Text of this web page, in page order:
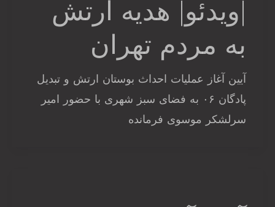
|ویدئو| هدیه ارتش
به مردم تهران
آیین آغاز عملیات احداث بوستان ارتش و تبدیل
پادگان ۰۶ به فضای سبز شهری با حضور امیر
سرلشکر موسوی فرمانده